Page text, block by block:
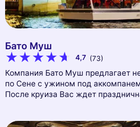
Бато Муш
4,7 (73)
Компания Бато Муш предлагает
по Сене с ужином под
После круиза Вас ждет